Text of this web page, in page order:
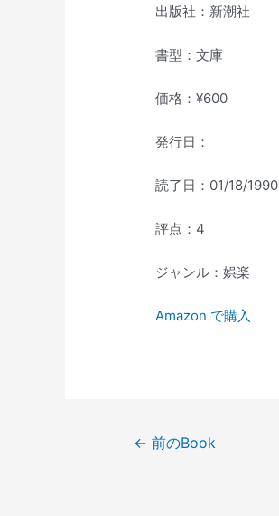
出版社：新潮社
書型：文庫
価格：¥600
発行日：
読了日：01/18/1990
評点：4
ジャンル：娯楽
Amazon で購入
← 前のBook